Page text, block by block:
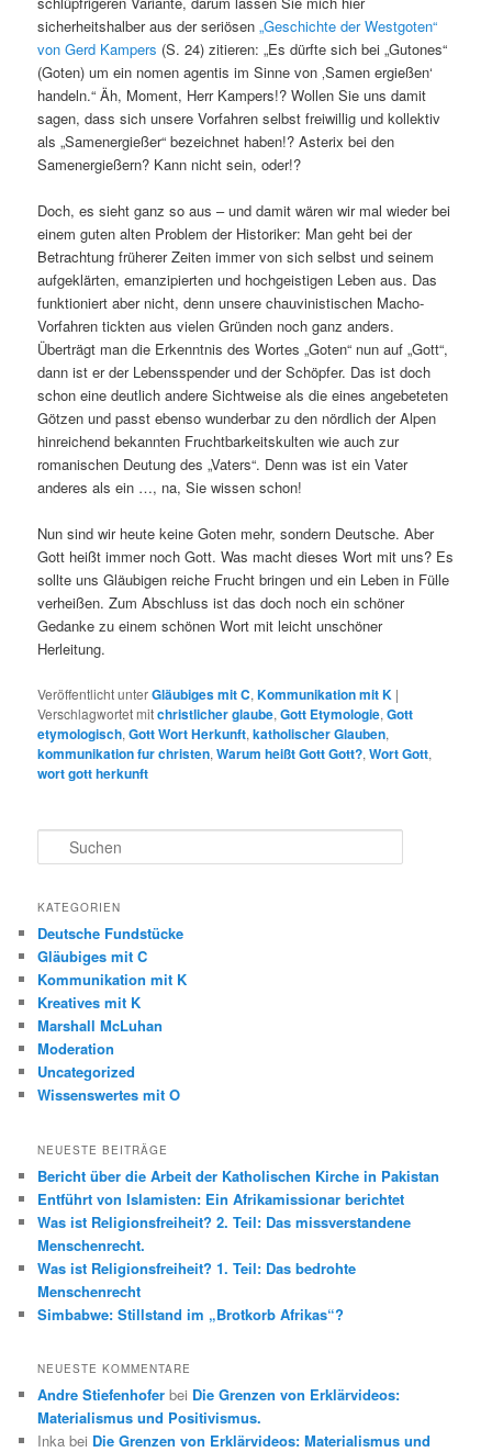
sicherheitshalber aus der seriösen„Geschichte der Westgoten“
von Gerd Kampers (S. 24) zitieren: „Es dürfte sich bei „Gutones“
(Goten) um ein nomen agentis im Sinne von ‚Samen ergießen‘
handeln.“ Äh, Moment, Herr Kampers!? Wollen Sie uns damit
sagen, dass sich unsere Vorfahren selbst freiwillig und kollektiv
als „Samenergießer“ bezeichnet haben!? Asterix bei den
Samenergießern? Kann nicht sein, oder!?
Doch, es sieht ganz so aus – und damit wären wir mal wieder bei
einem guten alten Problem der Historiker: Man geht bei der
Betrachtung früherer Zeiten immer von sich selbst und seinem
aufgeklärten, emanzipierten und hochgeistigen Leben aus. Das
funktioniert aber nicht, denn unsere chauvinistischen Macho-
Vorfahren tickten aus vielen Gründen noch ganz anders.
Überträgt man die Erkenntnis des Wortes „Goten“ nun auf „Gott“,
dann ist er der Lebensspender und der Schöpfer. Das ist doch
schon eine deutlich andere Sichtweise als die eines angebeteten
Götzen und passt ebenso wunderbar zu den nördlich der Alpen
hinreichend bekannten Fruchtbarkeitskulten wie auch zur
romanischen Deutung des „Vaters“. Denn was ist ein Vater
anderes als ein …, na, Sie wissen schon!
Nun sind wir heute keine Goten mehr, sondern Deutsche. Aber
Gott heißt immer noch Gott. Was macht dieses Wort mit uns? Es
sollte uns Gläubigen reiche Frucht bringen und ein Leben in Fülle
verheißen. Zum Abschluss ist das doch noch ein schöner
Gedanke zu einem schönen Wort mit leicht unschöner
Herleitung.
Veröffentlicht unterGläubiges mit C,Kommunikation mit K |
Verschlagwortet mitchristlicher glaube,Gott Etymologie,Gott
etymologisch,Gott Wort Herkunft,katholischer Glauben,
kommunikation fur christen,Warum heißt Gott Gott?,Wort Gott,
wort gott herkunft
u
h
n
KATEGORIEN
Deutsche Fundstücke
Gläubiges mit C
Kommunikation mit K
Kreatives mit K
Marshall McLuhan
Moderation
Uncategorized
Wissenswertes mit O
NEUESTE BEITRÄGE
Bericht über die Arbeit der Katholischen Kirche in Pakistan
Entführt von Islamisten: Ein Afrikamissionar berichtet
Was ist Religionsfreiheit? 2. Teil: Das missverstandene
Menschenrecht.
Was ist Religionsfreiheit? 1. Teil: Das bedrohte
Menschenrecht
Simbabwe: Stillstand im „Brotkorb Afrikas“?
NEUESTE KOMMENTARE
Andre Stiefenhofer bei Die Grenzen von Erklärvideos:
Materialismus und Positivismus.
Inka bei Die Grenzen von Erklärvideos: Materialismus und